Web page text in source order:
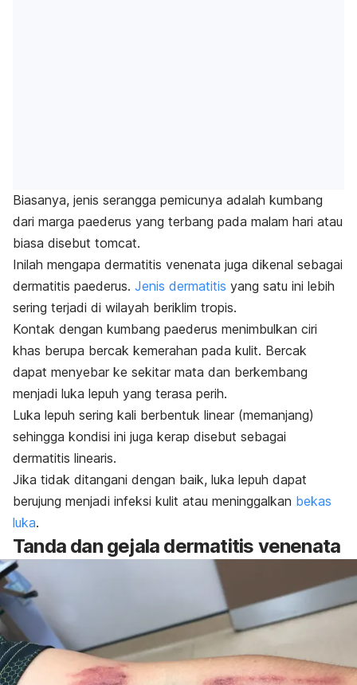
Biasanya, jenis serangga pemicunya adalah kumbang
dari marga paederus yang terbang pada malam hari atau
biasa disebut tomcat.
Inilah mengapa dermatitis venenata juga dikenal sebagai
dermatitis paederus. Jenis dermatitis yang satu ini lebih
sering terjadi di wilayah beriklim tropis.
Kontak dengan kumbang paederus menimbulkan ciri
khas berupa bercak kemerahan pada kulit. Bercak
dapat menyebar ke sekitar mata dan berkembang
menjadi luka lepuh yang terasa perih.
Luka lepuh sering kali berbentuk linear (memanjang)
sehingga kondisi ini juga kerap disebut sebagai
dermatitis linearis.
Jika tidak ditangani dengan baik, luka lepuh dapat
berujung menjadi infeksi kulit atau meninggalkan bekas
luka.
Tanda dan gejala dermatitis venenata